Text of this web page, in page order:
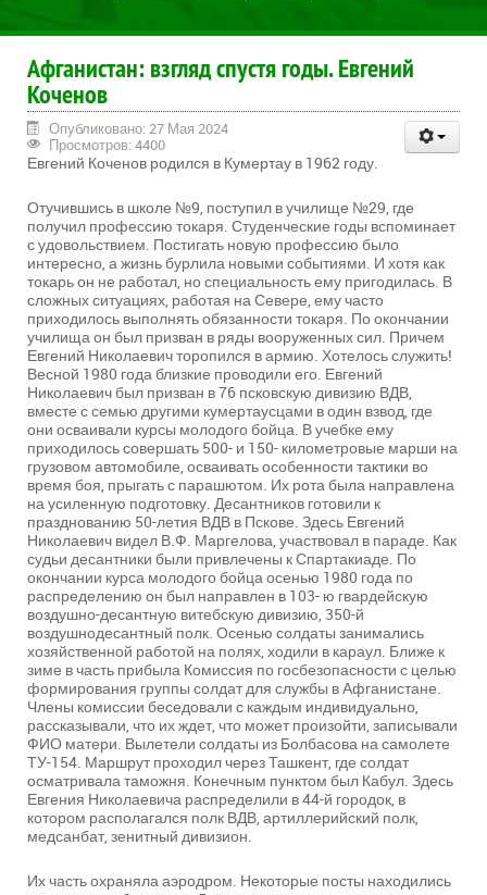
Афганистан: взгляд спустя годы. Евгений
Коченов
Опубликовано: 27 Мая 2024
Просмотров: 4400
Евгений Коченов родился в Кумертау в 1962 году.
Отучившись в школе №9, поступил в училище №29, где
получил профессию токаря. Студенческие годы вспоминает
с удовольствием. Постигать новую профессию было
интересно, а жизнь бурлила новыми событиями. И хотя как
токарь он не работал, но специальность ему пригодилась. В
сложных ситуациях, работая на Севере, ему часто
приходилось выполнять обязанности токаря. По окончании
училища он был призван в ряды вооруженных сил. Причем
Евгений Николаевич торопился в армию. Хотелось служить!
Весной 1980 года близкие проводили его. Евгений
Николаевич был призван в 76 псковскую дивизию ВДВ,
вместе с семью другими кумертаусцами в один взвод, где
они осваивали курсы молодого бойца. В учебке ему
приходилось совершать 500- и 150- километровые марши на
грузовом автомобиле, осваивать особенности тактики во
время боя, прыгать с парашютом. Их рота была направлена
на усиленную подготовку. Десантников готовили к
празднованию 50-летия ВДВ в Пскове. Здесь Евгений
Николаевич видел В.Ф. Маргелова, участвовал в параде. Как
судьи десантники были привлечены к Спартакиаде. По
окончании курса молодого бойца осенью 1980 года по
распределению он был направлен в 103- ю гвардейскую
воздушно-десантную витебскую дивизию, 350-й
воздушнодесантный полк. Осенью солдаты занимались
хозяйственной работой на полях, ходили в караул. Ближе к
зиме в часть прибыла Комиссия по госбезопасности с целью
формирования группы солдат для службы в Афганистане.
Члены комиссии беседовали с каждым индивидуально,
рассказывали, что их ждет, что может произойти, записывали
ФИО матери. Вылетели солдаты из Болбасова на самолете
ТУ-154. Маршрут проходил через Ташкент, где солдат
осматривала таможня. Конечным пунктом был Кабул. Здесь
Евгения Николаевича распределили в 44-й городок, в
котором располагался полк ВДВ, артиллерийский полк,
медсанбат, зенитный дивизион.
Их часть охраняла аэродром. Некоторые посты находились